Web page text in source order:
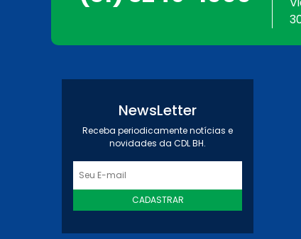
NewsLetter
Receba periodicamente notícias e
novidades da CDL BH.
CADASTRAR